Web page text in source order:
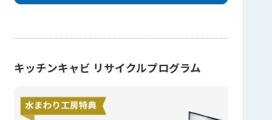
キッチンキャビ リサイクルプログラム